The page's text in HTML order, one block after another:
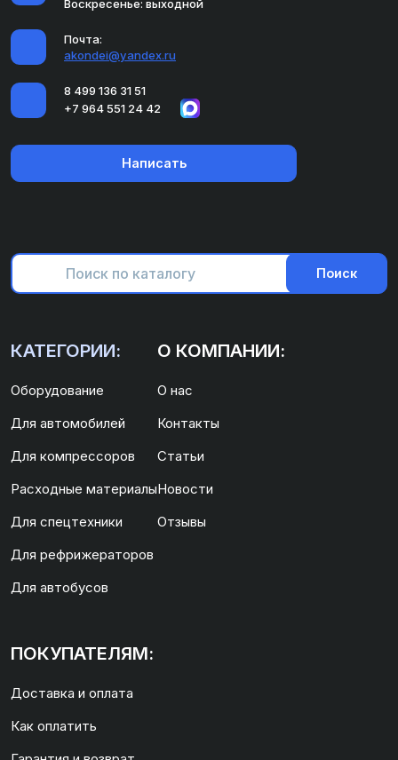
Воскресенье: выходной
Почта:
akondei@yandex.ru
8 499 136 31 51
+7 964 551 24 42
Написать
Поиск
КАТЕГОРИИ:
Оборудование
Для автомобилей
Для компрессоров
Расходные материалы
Для спецтехники
Для рефрижераторов
Для автобусов
О КОМПАНИИ:
О нас
Контакты
Статьи
Новости
Отзывы
ПОКУПАТЕЛЯМ:
Доставка и оплата
Как оплатить